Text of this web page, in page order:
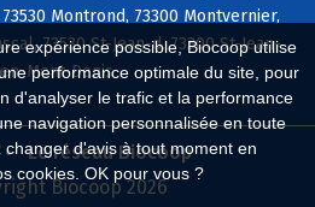
expérience possible, Biocoop utilise
performance optimale du site, pour
d'analyser le trafic et la performance
navigation personnalisée en toute
changer d'avis à tout moment en
cookies. OK pour vous ?
Montrond, 73300 Montvernier,
73530 St-Jean-d, 73300 St-Jean-
Mont-Denis
Le réseau Biocoop
Biocoop 2026